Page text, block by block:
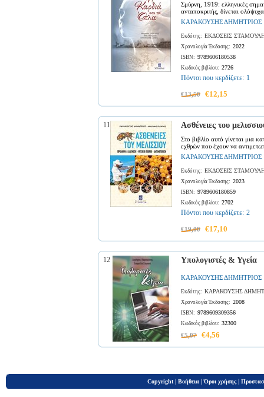
Σμύρνη, 1919: ελληνικές
ανταποκριτής, δίνεται
ΚΑΡΑΚΟΥΣΗΣ ΔΗΜΗΤΡΙΟΣ
Εκδότης: ΕΚΔΟΣΕΙΣ
Χρονολογία Έκδοσης: 2022
ISBN: 9789606180538
Κωδικός βιβλίου: 2726
Πόντοι που κερδίζετε: 1
€13,50 €12,15
11 Ασθένειες του
Στο βιβλίο αυτό γίνεται μια
εχθρών που έχουν να
ΚΑΡΑΚΟΥΣΗΣ ΔΗΜΗΤΡΙΟΣ
Εκδότης: ΕΚΔΟΣΕΙΣ
Χρονολογία Έκδοσης: 2023
ISBN: 9789606180859
Κωδικός βιβλίου: 2702
Πόντοι που κερδίζετε: 2
€19,00 €17,10
12 Υπολογιστές & Υγεία
ΚΑΡΑΚΟΥΣΗΣ ΔΗΜΗΤΡΙΟΣ
Εκδότης: ΚΑΡΑΚΟΥΣΗΣ
Χρονολογία Έκδοσης: 2008
ISBN: 9789609309356
Κωδικός βιβλίου: 32300
€5,07 €4,56
Copyright | Βοήθεια |Όροι χρήσης |